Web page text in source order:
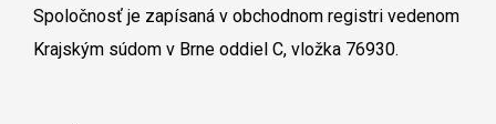
Spoločnosť je zapísaná v obchodnom registri vedenom
Krajským súdom v Brne oddiel C, vložka 76930.